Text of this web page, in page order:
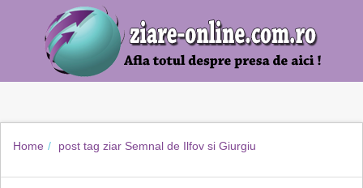
Home post tag ziar Semnal de Ilfov si Giurgiu